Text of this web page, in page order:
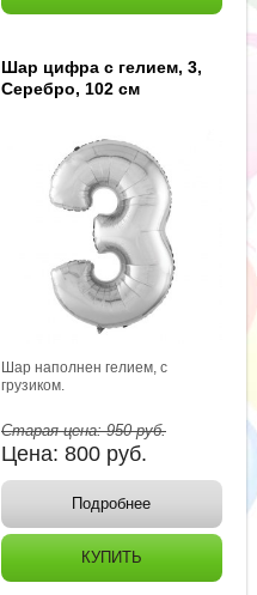
Шар цифра с гелием, 3,
Серебро, 102 см
Шар наполнен гелием, с
грузиком.
Старая цена:950руб.
Цена: 800 руб.
Подробнее
КУПИТЬ